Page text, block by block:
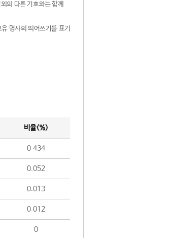
의 다른 기호와는 함께
명사의 띄어쓰기를 표기
비율(%)
0.434
0.052
0.013
0.012
0